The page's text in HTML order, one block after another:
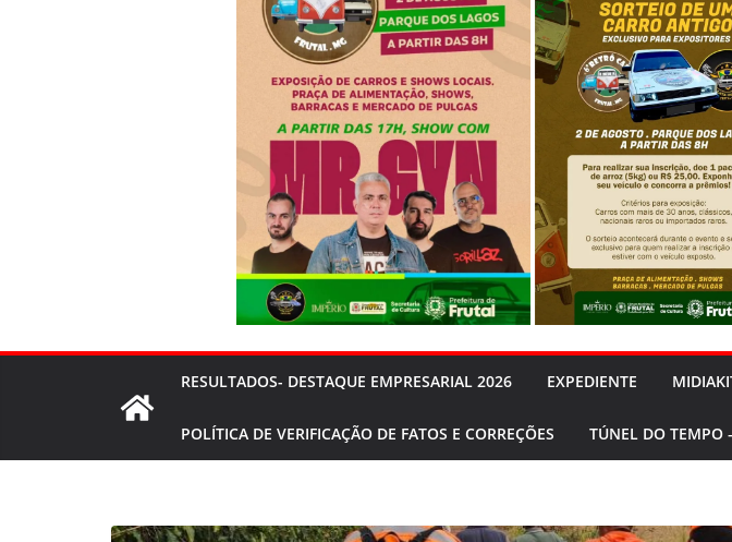
RESULTADOS- DESTAQUE EMPRESARIAL 2026 EXPEDIENTE
POLÍTICA DE VERIFICAÇÃO DE FATOS E CORREÇÕES TÚNEL DO TEMPO